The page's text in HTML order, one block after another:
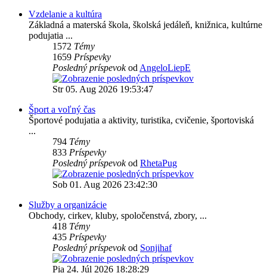
Vzdelanie a kultúra
Základná a materská škola, školská jedáleň, knižnica, kultúrne
podujatia ...
1572 Témy
1659 Príspevky
Posledný príspevokod AngeloLiepE
Str 05. Aug 2026 19:53:47
Šport a voľný čas
Športové podujatia a aktivity, turistika, cvičenie, športoviská
...
794 Témy
833 Príspevky
Posledný príspevokod RhetaPug
Sob 01. Aug 2026 23:42:30
Služby a organizácie
Obchody, cirkev, kluby, spoločenstvá, zbory, ...
418 Témy
435 Príspevky
Posledný príspevokod Sonjihaf
Pia 24. Júl 2026 18:28:29